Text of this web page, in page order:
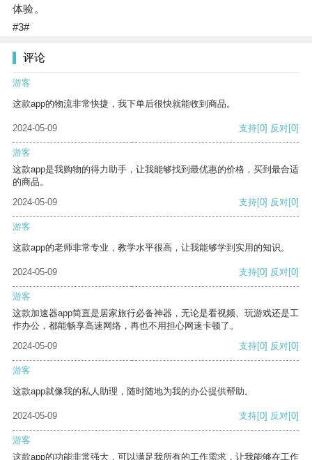
体验。
#3#
评论
游客
这款app的物流非常快捷，我下单后很快就能收到商品。
2024-05-09 支持[0] 反对[0]
游客
这款app是我购物的得力助手，让我能够找到最优惠的价格，买到最合适
的商品。
2024-05-09
支持[0] 反对[0]
游客
这款app的老师非常专业，教学水平很高，让我能够学到实用的知识。
2024-05-09 支持[0] 反对[0]
游客
这款加速器app简直是居家旅行必备神器，无论是看视频、玩游戏还是工
作办公，都能畅享高速网络，再也不用担心网速卡顿了。
2024-05-09
支持[0] 反对[0]
游客
这款app就像我的私人助理，随时随地为我的办公提供帮助。
2024-05-09 支持[0] 反对[0]
游客
这款app的功能非常强大，可以满足我所有的工作需求，让我能够在工作